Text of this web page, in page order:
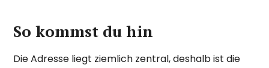
So kommst du hin
Die Adresse liegt ziemlich zentral, deshalb ist die